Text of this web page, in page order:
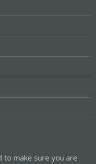
to make sure you are